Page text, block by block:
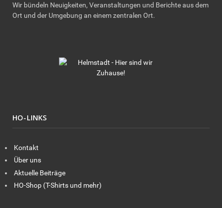
Wir bündeln Neuigkeiten, Veranstaltungen und Berichte aus dem
Ort und der Umgebung an einem zentralen Ort.
HO-LINKS
Kontakt
Über uns
Aktuelle Beiträge
HO-Shop (T-Shirts und mehr)